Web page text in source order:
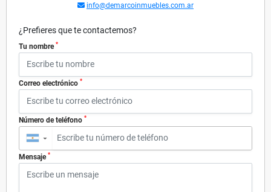
info@demarcoinmuebles.com.ar
¿Prefieres que te contactemos?
Tu nombre *
Correo electrónico *
Número de teléfono *
▼
Mensaje *